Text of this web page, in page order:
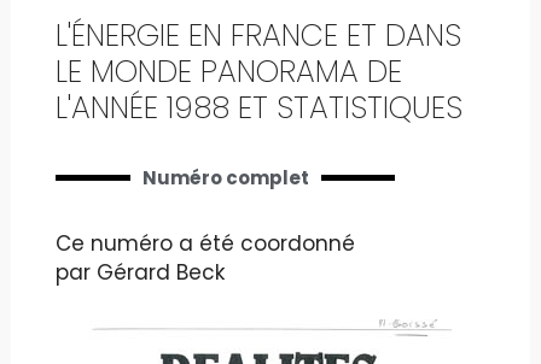
L'ÉNERGIE EN FRANCE ET DANS
LE MONDE PANORAMA DE
L'ANNÉE 1988 ET STATISTIQUES
Numéro complet
Ce numéro a été coordonné
par Gérard Beck